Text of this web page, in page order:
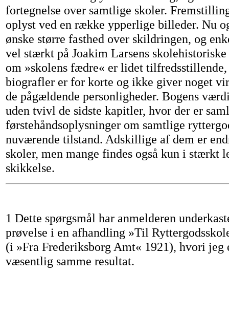
fortegnelse over samtlige skoler.
oplyst ved en række ypperlige billeder. Nu
ønske større fasthed over skildringen, og
vel stærkt på Joakim Larsens
om »skolens fædre« er lidet tilfredsstillende,
biografler er for korte og ikke giver noget
de pågældende personligheder. Bogens
uden tvivl de sidste kapitler, hvor der er
førstehåndsoplysninger om samtlige
nuværende tilstand. Adskillige af dem er
skoler, men mange findes også kun i stærkt
skikkelse.
1 Dette spørgsmål har anmelderen
prøvelse i en afhandling »Til
(i »Fra Frederiksborg Amt« 1921), hvori
væsentlig samme resultat.